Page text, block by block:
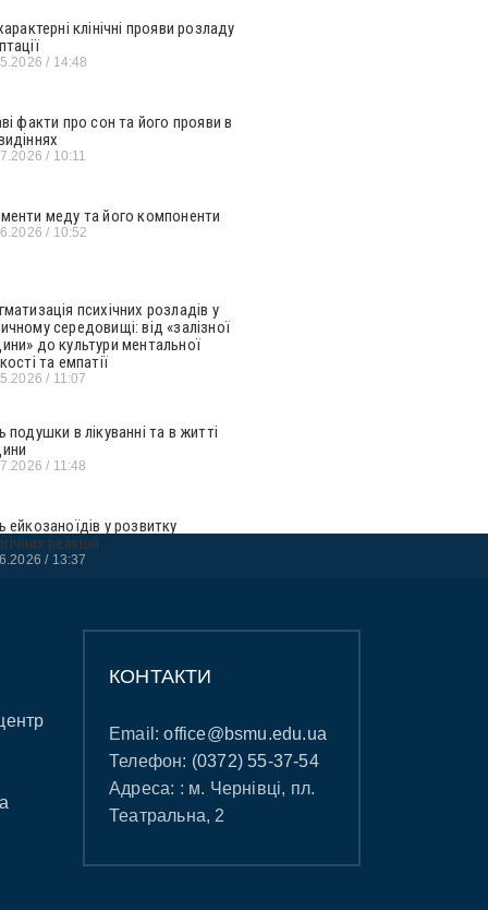
клінічні прояви розладу
14:48
факти про сон та його прояви в
10:11
меду та його компоненти
10:52
психічних розладів у
середовищі: від «залізної
до культури ментальної
та емпатії
11:07
подушки в лікуванні та в житті
11:48
ейкозаноїдів у розвитку
реакцій
13:37
КОНТАКТИ
Email:office@bsmu.edu.ua
Телефон: (0372) 55-37-54
Адреса: : м. Чернівці, пл.
Театральна, 2